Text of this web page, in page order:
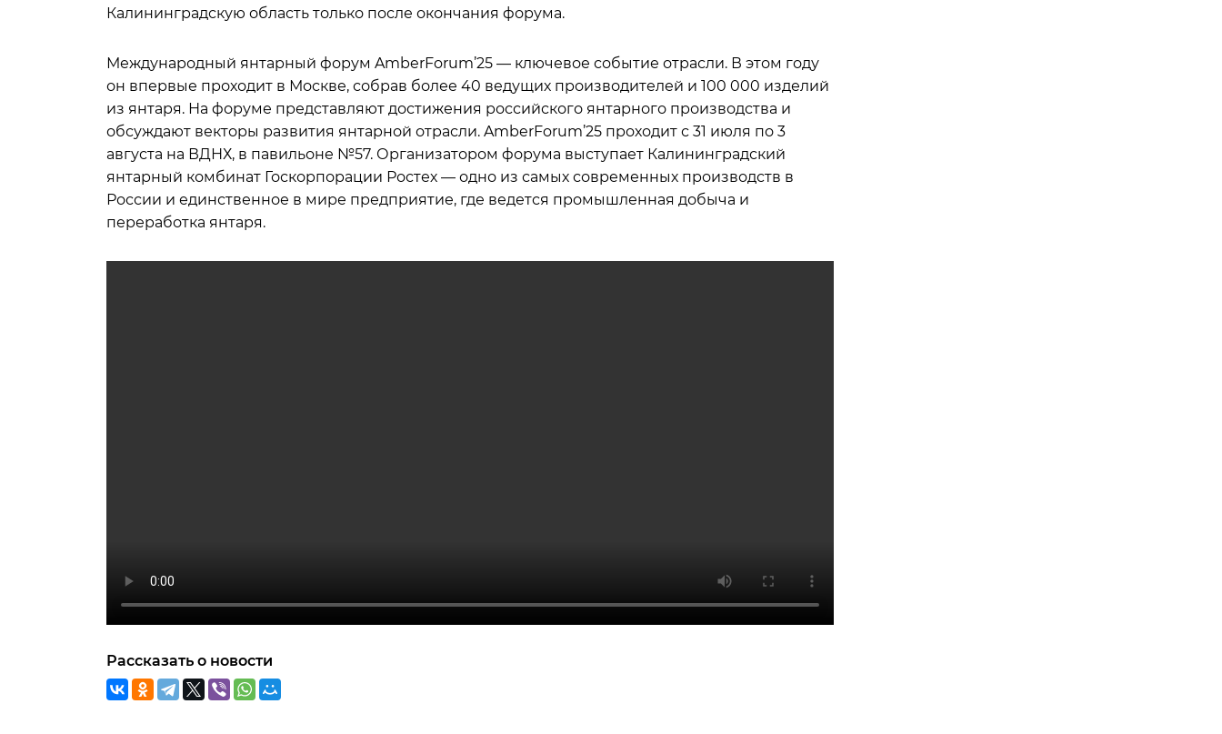
Калининградскую область только после окончания форума.
Международный янтарный форум AmberForum’25 — ключевое событие отрасли. В этом году
он впервые проходит в Москве, собрав более 40 ведущих производителей и 100 000 изделий
из янтаря. На форуме представляют достижения российского янтарного производства и
обсуждают векторы развития янтарной отрасли. AmberForum’25 проходит с 31 июля по 3
августа на ВДНХ, в павильоне №57. Организатором форума выступает Калининградский
янтарный комбинат Госкорпорации Ростех — одно из самых современных производств в
России и единственное в мире предприятие, где ведется промышленная добыча и
переработка янтаря.
Рассказать о новости